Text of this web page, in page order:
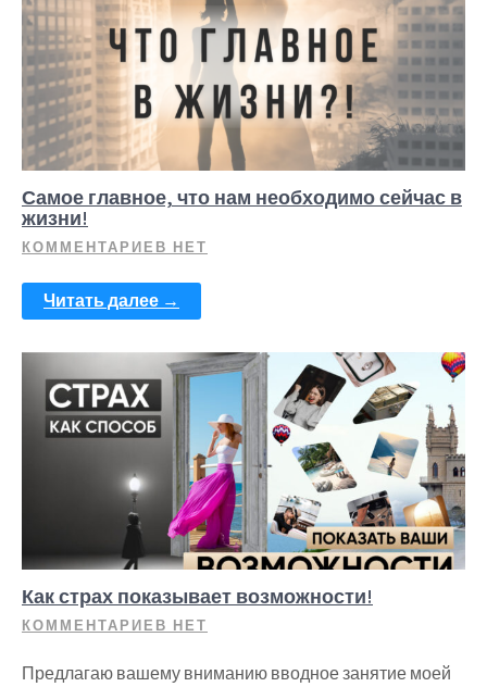
Самое главное, что нам необходимо сейчас в
жизни!
КОММЕНТАРИЕВ НЕТ
Читать далее →
Как страх показывает возможности!
КОММЕНТАРИЕВ НЕТ
Предлагаю вашему вниманию вводное занятие моей